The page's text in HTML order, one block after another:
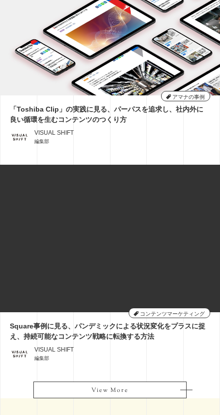
アマナの事例
「Toshiba Clip」の実践に見る、パーパスを追求し、社内外に
良い循環を生むコンテンツのつくり方
VISUAL SHIFT
編集部
コンテンツマーケティング
Square事例に見る、パンデミックによる状況変化をプラスに捉
え、持続可能なコンテンツ戦略に転換する方法
VISUAL SHIFT
編集部
View More
View More